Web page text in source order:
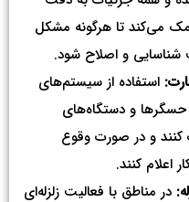
می‌کند تا هرگونه مشکل
و اصلاح شود.
استفاده از سیستم‌های
و دستگاه‌های
کنند و در صورت وقوع
کنند.
در مناطق با فعالیت زلزله‌ای